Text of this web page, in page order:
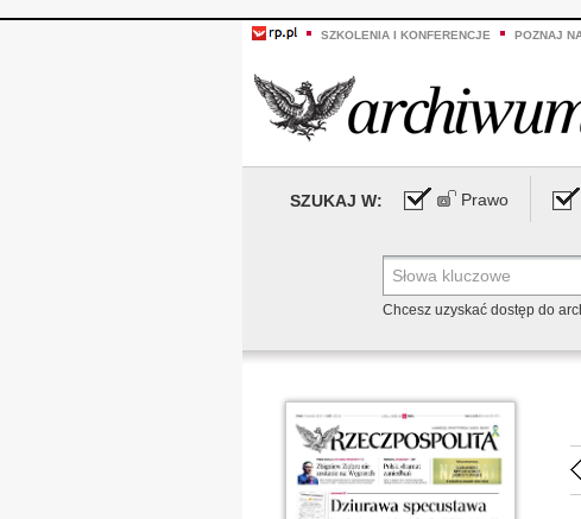
SZKOLENIA I KONFERENCJE POZNAJ
SZUKAJ W: Prawo
Chcesz uzyskać dostęp do